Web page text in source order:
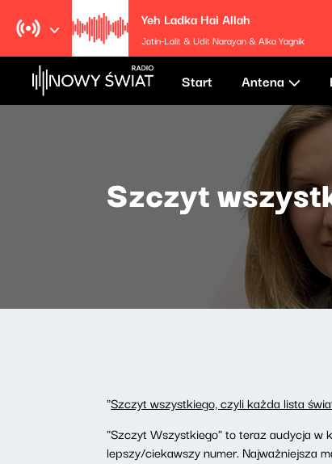
Yeh Ladka Hai Allah
Jatin-Lalit & Udit Narayan & Alka Yagnik
Start Antena
Szczyt
"Szczyt wszystkiego, czyli każda lista
"Szczyt Wszystkiego" to teraz audycja w
lepszy/ciekawszy numer. Najważniejsza